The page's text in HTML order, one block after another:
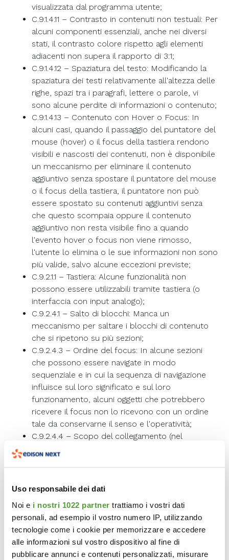
Uso responsabile dei dati
Noi e i nostri 1022 partner trattiamo i vostri dati
personali, ad esempio il vostro numero IP, utilizzando
tecnologie come i cookie per memorizzare e accedere
alle informazioni sul vostro dispositivo al fine di
pubblicare annunci e contenuti personalizzati, misurare
visualizzata dal programma utente;
C.9.1.4.11 – Contrasto in contenuti non testuali: Per
alcuni componenti essenziali, anche nei diversi
stati, il contrasto colore rispetto agli elementi
adiacenti non supera il rapporto di 3:1;
C.9.1.4.12 – Spaziatura del testo: Modificando la
spaziatura dei testi relativamente all'altezza delle
righe, spazi tra i paragrafi, lettere o parole, vi
sono alcune perdite di informazioni o contenuto;
C.9.1.4.13 – Contenuto con Hover o Focus: In
alcuni casi, quando il passaggio del puntatore del
mouse (hover) o il focus della tastiera rendono
visibili e nascosti dei contenuti, non è disponibile
un meccanismo per eliminare il contenuto
aggiuntivo senza spostare il puntatore del mouse
o il focus della tastiera, il puntatore non può
essere spostato su contenuti aggiuntivi senza
che questo scompaia oppure il contenuto
aggiuntivo non resta visibile fino a quando
l'evento hover o focus non viene rimosso,
l'utente lo elimina o le sue informazioni non sono
più valide, salvo alcune eccezioni previste;
C.9.2.1.1 – Tastiera: Alcune funzionalità non
possono essere utilizzabili tramite tastiera (o
interfaccia con input analogo);
C.9.2.4.1 – Salto di blocchi: Manca un
meccanismo per saltare i blocchi di contenuto
che si ripetono su più sezioni;
C.9.2.4.3 – Ordine del focus: In alcune sezioni
che possono essere navigate in modo
sequenziale e in cui la sequenza di navigazione
influisce sul loro significato e sul loro
funzionamento, alcuni oggetti che potrebbero
ricevere il focus non lo ricevono con un ordine
tale da conservarne il senso e l'operatività;
C.9.2.4.4 – Scopo del collegamento (nel
insieme a dei contenuti adiacenti;
e/o etichette non chiariscono sufficientemente
contenuti o funzionalità;
C.9.2.4.7 – Focus visibile: Su alcuni elementi
interattivi non è visibile l'indicatore del focus;